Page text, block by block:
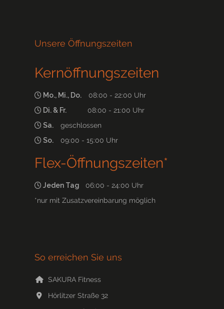
Unsere Öffnungszeiten
Kernöffnungszeiten
Mo., Mi., Do.
08:00 - 22:00 Uhr
Di. & Fr.
08:00 - 21:00 Uhr
Sa.
geschlossen
So.
09:00 - 15:00 Uhr
Flex-Öffnungszeiten*
Jeden Tag 06:00 - 24:00 Uhr
*nur mit Zusatzvereinbarung möglich
So erreichen Sie uns
SAKURA Fitness
Hörlitzer Straße 32